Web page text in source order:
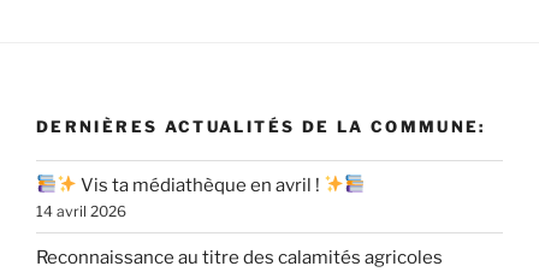
DERNIÈRES ACTUALITÉS DE LA COMMUNE:
Vis ta médiathèque en avril !
14 avril 2026
Reconnaissance au titre des calamités agricoles